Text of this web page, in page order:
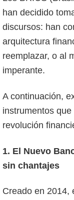
han decidido
discursos: han
arquitectura
reemplazar, o al
imperante.
A continuación,
instrumentos
revolución
1. El Nuevo
sin chantajes
Creado en 2014,